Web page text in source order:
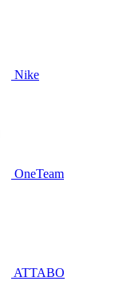
Nike
OneTeam
ATTABO